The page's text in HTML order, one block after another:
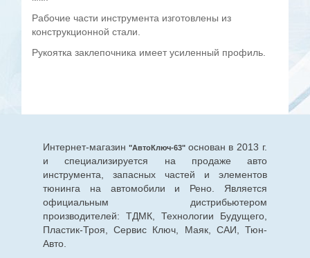
Рабочие части инструмента изготовлены из
конструкционной стали.
Рукоятка заклепочника имеет усиленный профиль.
Интернет-магазин "АвтоКлюч-63" основан в 2013 г.
и специализируется на продаже авто
инструмента, запасных частей и элементов
тюнинга на автомобили и Рено. Является
официальным дистрибьютером
производителей: ТДМК, Технологии Будущего,
Пластик-Троя, Сервис Ключ, Маяк, САИ, Тюн-
Авто.